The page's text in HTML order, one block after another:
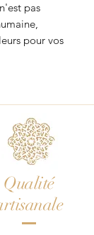
pas
pour vos
Qualité